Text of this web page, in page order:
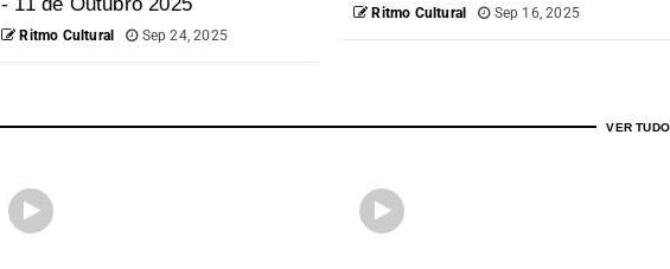
Ritmo Cultural Sep 24, 2025
Ritmo Cultural Sep 16, 2025
VER TUDO